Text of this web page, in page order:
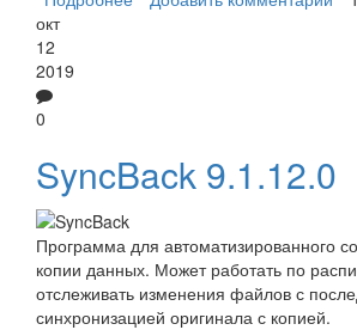
окт
12
2019
0
SyncBack 9.1.12.0
Программа для автоматизированного
копии данных. Может работать по
отслеживать изменения файлов с
синхронизацией оригинала с копией.